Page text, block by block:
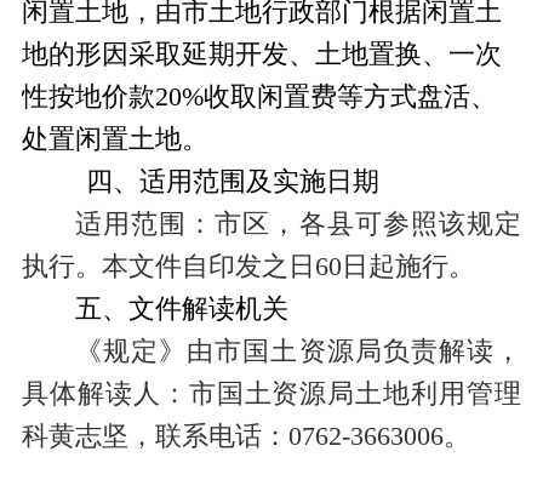
闲置土地，由市土地行政部门根据闲置土
地的形因采取延期开发、土地置换、一次
性按地价款20%收取闲置费等方式盘活、
处置闲置土地。
四、适用范围及实施日期
适用范围：市区，各县可参照该规定
执行。本文件自印发之日 60日起施行。
五、文件解读机关
《规定》由市国土资源局负责解读，
具体解读人：市国土资源局土地利用管理
科黄志坚，联系电话： 0762-3663006。